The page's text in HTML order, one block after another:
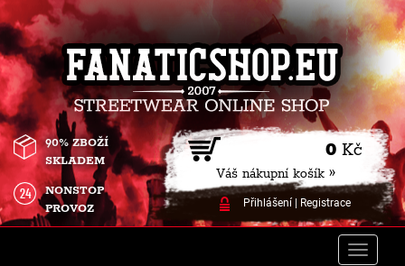
0 Kč
Váš nákupní košík »
Přihlášení| Registrace
90% ZBOŽÍ
SKLADEM
NONSTOP
PROVOZ
Toggle